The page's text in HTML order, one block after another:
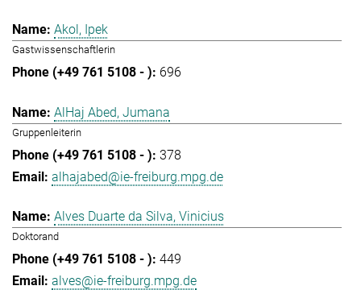
Akol, Ipek
Gastwissenschaftlerin
696
AlHaj Abed, Jumana
Gruppenleiterin
378
alhajabed@ie-freiburg.mpg.de
Alves Duarte da Silva, Vinicius
Doktorand
449
alves@ie-freiburg.mpg.de